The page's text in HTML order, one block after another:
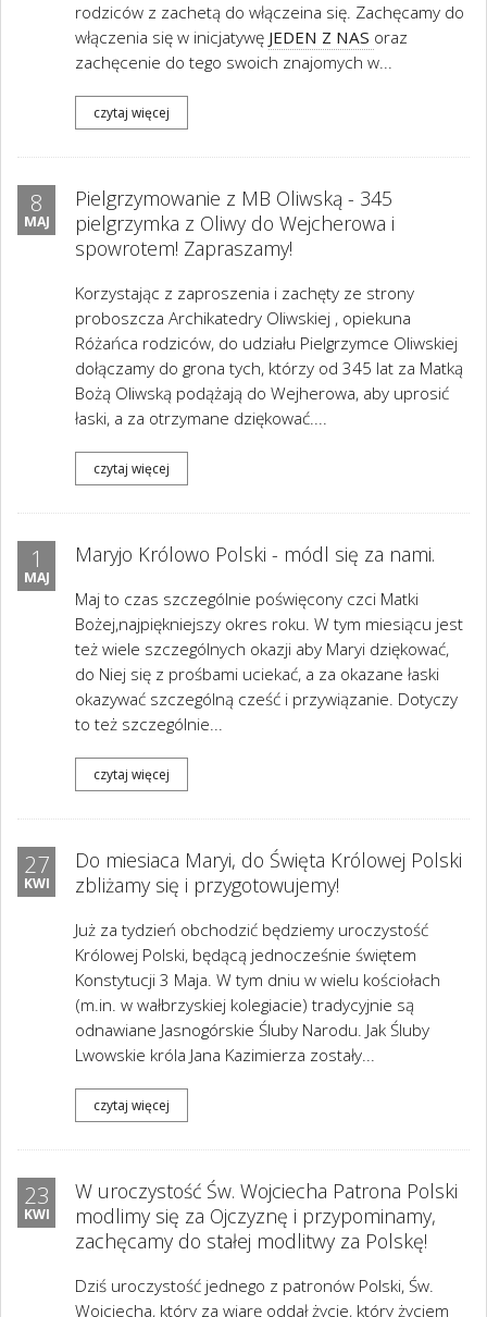
rodziców z zachetą do włączeina się. Zachęcamy do
włączenia się w inicjatywę JEDEN Z NAS oraz
zachęcenie do tego swoich znajomych w...
czytaj więcej
8
MAJ
Pielgrzymowanie z MB Oliwską - 345
pielgrzymka z Oliwy do Wejcherowa i
spowrotem! Zapraszamy!
Korzystając z zaproszenia i zachęty ze strony
proboszcza Archikatedry Oliwskiej , opiekuna
Różańca rodziców, do udziału Pielgrzymce Oliwskiej
dołączamy do grona tych, którzy od 345 lat za Matką
Bożą Oliwską podążają do Wejherowa, aby uprosić
łaski, a za otrzymane dziękować....
czytaj więcej
1
MAJ
Maryjo Królowo Polski - módl się za nami.
Maj to czas szczególnie poświęcony czci Matki
Bożej,najpiękniejszy okres roku. W tym miesiącu jest
też wiele szczególnych okazji aby Maryi dziękować,
do Niej się z prośbami uciekać, a za okazane łaski
okazywać szczególną cześć i przywiązanie. Dotyczy
to też szczególnie...
czytaj więcej
27
KWI
Do miesiaca Maryi, do Święta Królowej Polski
zbliżamy się i przygotowujemy!
Już za tydzień obchodzić będziemy uroczystość
Królowej Polski, będącą jednocześnie świętem
Konstytucji 3 Maja. W tym dniu w wielu kościołach
(m.in. w wałbrzyskiej kolegiacie) tradycyjnie są
odnawiane Jasnogórskie Śluby Narodu. Jak Śluby
Lwowskie króla Jana Kazimierza zostały...
czytaj więcej
23
KWI
W uroczystość Św. Wojciecha Patrona Polski
modlimy się za Ojczyznę i przypominamy,
zachęcamy do stałej modlitwy za Polskę!
Dziś uroczystość jednego z patronów Polski, Św.
Wojciecha, który za wiarę oddał życie, który życiem